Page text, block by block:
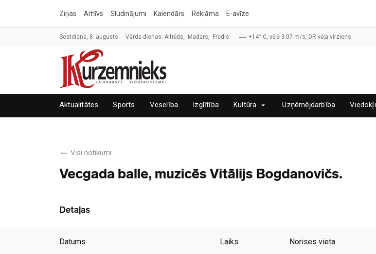
Ziņas Arhīvs Sludinājumi Kalendārs Reklāma E-avīze
Sestdiena, 8. augusts Vārda dienas: Alfrēds, Madars, Fredis +14° C, vējš 3.07 m/s, DR vēja virziens
Aktualitātes Sports Veselība Izglītība Kultūra Uzņēmējdarbība Viedokļi
Visi notikumi
Vecgada balle, muzicēs Vitālijs Bogdanovičs.
Detaļas
Datums Laiks Norises vieta